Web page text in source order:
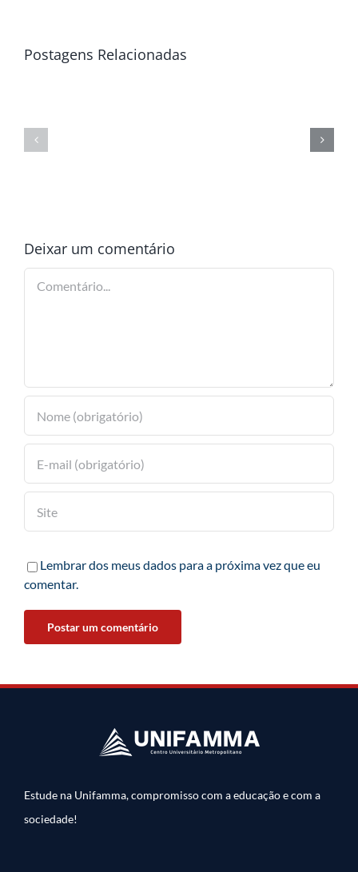
Postagens Relacionadas
Deixar um comentário
Lembrar dos meus dados para a próxima vez que eu
comentar.
Estude na Unifamma, compromisso com a educação e com a
sociedade!